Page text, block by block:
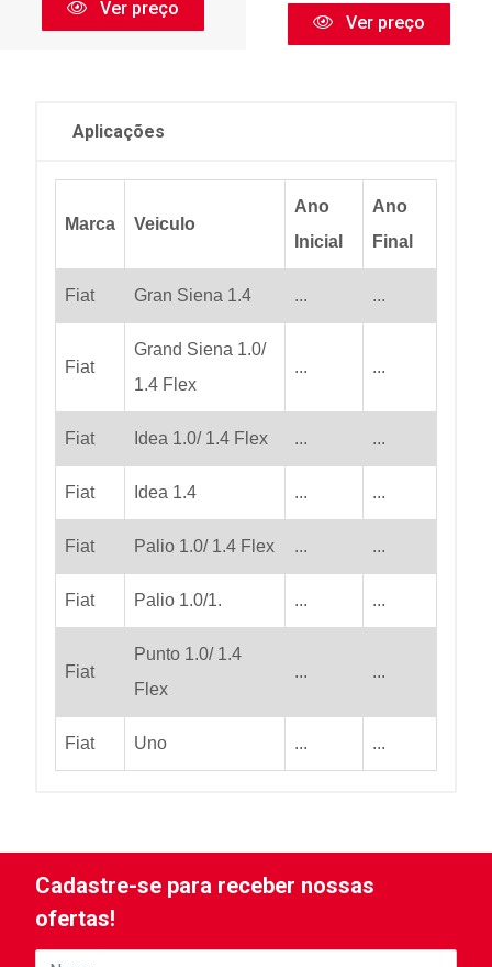
Ver preço
Ver preço
Aplicações
Marca Veiculo
Ano
Inicial
Ano
Final
Fiat Gran Siena 1.4 ... ...
Fiat
Grand Siena 1.0/
1.4 Flex
... ...
Fiat Idea 1.0/ 1.4 Flex ... ...
Fiat Idea 1.4 ... ...
Fiat Palio 1.0/ 1.4 Flex ... ...
Fiat Palio 1.0/1. ... ...
Fiat
Punto 1.0/ 1.4
Flex
... ...
Fiat Uno ... ...
Cadastre-se para receber nossas
ofertas!